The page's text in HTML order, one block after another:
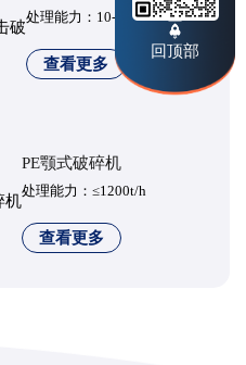
处理能力：10-400t/h
查看更多
PE颚式破碎机
处理能力：≤1200t/h
查看更多
回顶部